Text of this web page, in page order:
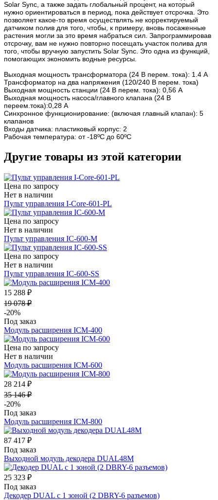
Solar Sync, а также задать глобальный процент, на который
нужно ориентироваться в период, пока действует отсрочка. Это
позволяет какое-то время осуществлять не корректируемый
датчиком полив для того, чтобы, к примеру, вновь посаженные
растения могли за это время набраться сил. Запрограммировав
отсрочку, вам не нужно повторно посещать участок полива для
того, чтобы вручную запустить Solar Sync. Это одна из функций,
помогающих экономить водные ресурсы.
Выходная мощность трансформатора (24 В перем. тока): 1.4 А
Трансформатор на два напряжения (120/240 В перем. тока)
Выходная мощность станции (24 В перем. тока): 0,56 А
Выходная мощность насоса/главного клапана (24 В
переем.тока):0,28 А
Синхронное функционирование: (включая главный клапан): 5
клапанов
Входы датчика: пластиковый корпус: 2
Рабочая температура: от -18ºС до 60ºС
Другие товары из этой категории
Цена по запросу
Нет в наличии
Пульт управления I-Core-601-PL
Цена по запросу
Нет в наличии
Пульт управления IC-600-M
Цена по запросу
Нет в наличии
Пульт управления IC-600-SS
15 288 ₽
19 078 ₽
-20%
Под заказ
Модуль расширения ICM-400
Цена по запросу
Нет в наличии
Модуль расширения ICM-600
28 214 ₽
35 146 ₽
-20%
Под заказ
Модуль расширения ICM-800
87 417 ₽
Под заказ
Выходной модуль декодера DUAL48М
25 323 ₽
Под заказ
Декодер DUAL c 1 зоной (2 DBRY-6 разъемов)